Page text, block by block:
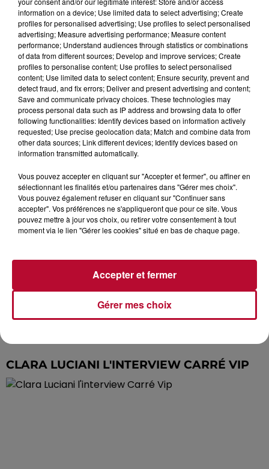
CLARA LUCIANI L'INTERVIEW CARRÉ VIP
CLARA LUCIANI L'INTERVIEW CARRÉ VIP
information on a device; Use limited data to select advertising; Create
profiles for personalised advertising; Use profiles to select personalised
advertising; Measure advertising performance; Measure content
performance; Understand audiences through statistics or combinations
of data from different sources; Develop and improve services; Create
profiles to personalise content; Use profiles to select personalised
content; Use limited data to select content; Ensure security, prevent and
detect fraud, and fix errors; Deliver and present advertising and content;
Save and communicate privacy choices. These technologies may
process personal data such as IP address and browsing data to offer
following functionalities: Identify devices based on information actively
requested; Use precise geolocation data; Match and combine data from
other data sources; Link different devices; Identify devices based on
information transmitted automatically.
Vous pouvez accepter en cliquant sur "Accepter et fermer", ou affiner en
sélectionnant les finalités et/ou partenaires dans "Gérer mes choix".
Vous pouvez également refuser en cliquant sur "Continuer sans
accepter". Vos préférences ne s'appliqueront que pour ce site. Vous
pouvez mettre à jour vos choix, ou retirer votre consentement à tout
moment via le lien "Gérer les cookies" situé en bas de chaque page.
Gérer mes choix
Accepter et fermer